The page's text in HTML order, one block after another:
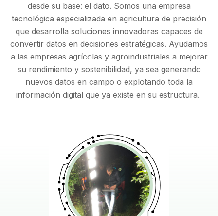
desde su base: el dato. Somos una empresa
tecnológica especializada en agricultura de precisión
que desarrolla soluciones innovadoras capaces de
convertir datos en decisiones estratégicas. Ayudamos
a las empresas agrícolas y agroindustriales a mejorar
su rendimiento y sostenibilidad, ya sea generando
nuevos datos en campo o explotando toda la
información digital que ya existe en su estructura.